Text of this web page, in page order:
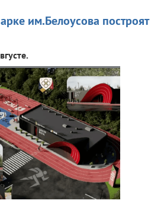
им.Белоусова построят